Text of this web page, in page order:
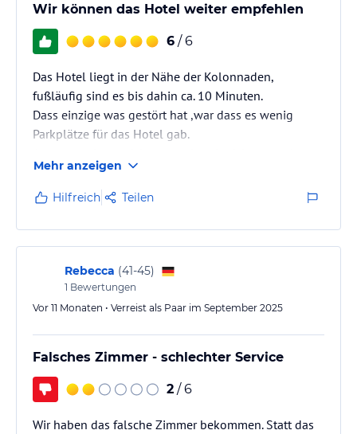
Wir können das Hotel weiter empfehlen
6 / 6
Das Hotel liegt in der Nähe der Kolonnaden,
fußläufig sind es bis dahin ca. 10 Minuten.
Dass einzige was gestört hat ,war dass es wenig
Parkplätze für das Hotel gab.
In den Zimmer wurden seit dem letzten Besuch der
Teppichboden entfernt und Parkett verlegt
Mehr anzeigen
Hilfreich Teilen
Rebecca (41-45)
1 Bewertungen
Vor 11 Monaten • Verreist als Paar im September 2025
Falsches Zimmer - schlechter Service
2 / 6
Wir haben das falsche Zimmer bekommen. Statt das